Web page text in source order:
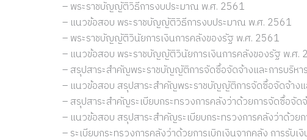
– พระราชบัญญัติวิธีการงบประมาณ พ.ศ. 2561
– แนวข้อสอบ พระราชบัญญัติวิธีการงบประมาณ พ.ศ. 2561
– พระราชบัญญัติวินัยการเงินการคลังของรัฐ พ.ศ. 2561
– แนวข้อสอบ พระราชบัญญัติวินัยการเงินการคลังของรัฐ พ.ศ.
– สรุปสาระสำคัญพระราชบัญญัติการจัดซื้อจัดจ้างและการบริห
– แนวข้อสอบ สรุปสาระสำคัญพระราชบัญญัติการจัดซื้อจัดจ้าง
– สรุปสาระสำคัญระเบียบกระทรวงการคลังว่าด้วยการจัดซื้อจั
– แนวข้อสอบ สรุปสาระสำคัญระเบียบกระทรวงการคลังว่าด้ว
– ระเบียบกระทรวงการคลังว่าด้วยการเบิกเงินจากคลัง การรับ